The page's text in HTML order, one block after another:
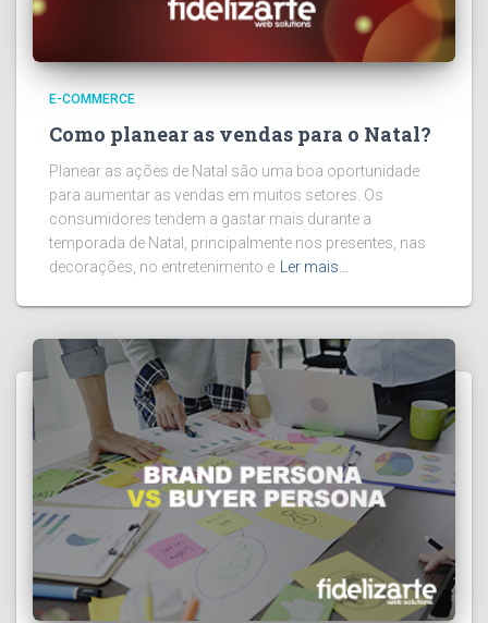
E-COMMERCE
Como planear as vendas para o Natal?
Planear as ações de Natal são uma boa oportunidade
para aumentar as vendas em muitos setores. Os
consumidores tendem a gastar mais durante a
temporada de Natal, principalmente nos presentes, nas
decorações, no entretenimento e Ler mais…